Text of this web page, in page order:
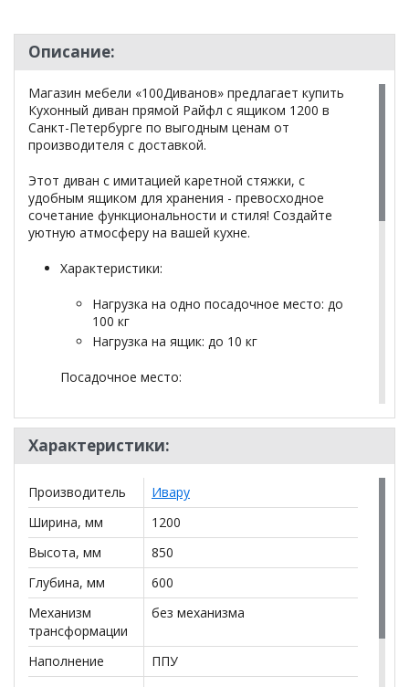
Описание:
Магазин мебели «100Диванов» предлагает купить
Кухонный диван прямой Райфл с ящиком 1200 в
Санкт-Петербурге по выгодным ценам от
производителя с доставкой.
Этот диван с имитацией каретной стяжки, с
удобным ящиком для хранения - превосходное
сочетание функциональности и стиля! Создайте
уютную атмосферу на вашей кухне.
Характеристики:
Нагрузка на одно посадочное место: до
100 кг
Нагрузка на ящик: до 10 кг
Посадочное место:
Размеры ящика:
ш-1168 мм г-553 мм в-184 мм
Размеры
Ширина: 1200 мм | Глубина: 600 мм |
Высота: 850 мм
Вес: 34.5 кг | Объем: 0.360 м³
*Дополнительную информацию о том, как купить
Кухонный диван прямой Райфл с ящиком 1200
Характеристики:
Производитель
Ивару
Ширина, мм
1200
Высота, мм
850
Глубина, мм
600
Механизм
трансформации
без механизма
Наполнение
ППУ